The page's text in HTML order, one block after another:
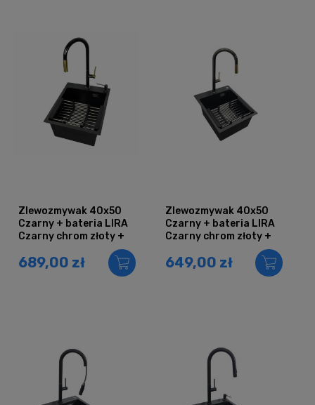
Zlewozmywak 40x50
Czarny + bateria LIRA
Czarny chrom złoty +
teleskopowy
689,00 zł
Zlewozmywak 40x50
Czarny + bateria LIRA
Czarny chrom złoty +
koszyk teleskopowy
649,00 zł